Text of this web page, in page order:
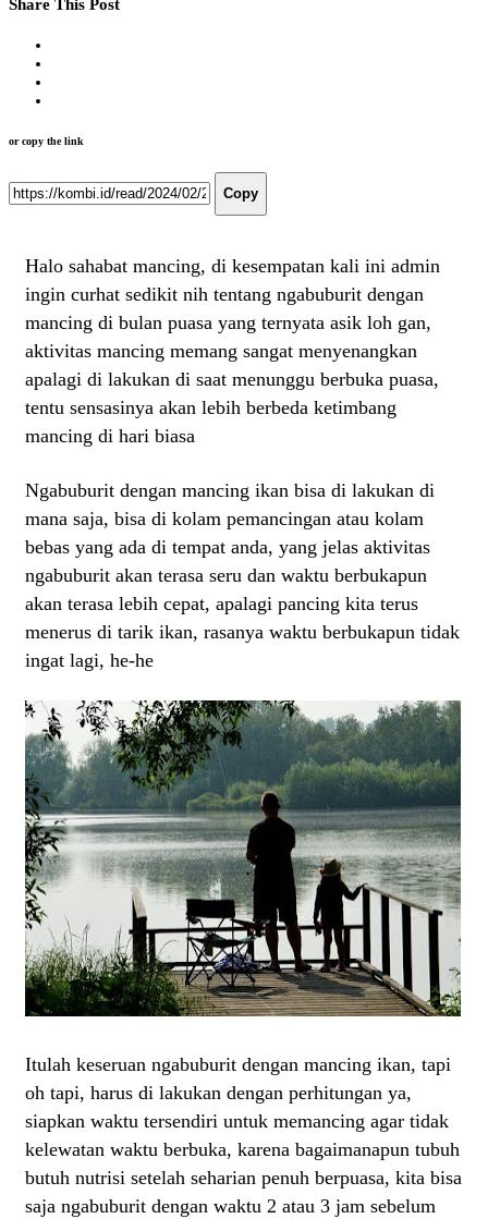
Share This Post
or copy the link
Copy
Halo sahabat mancing, di kesempatan kali ini admin
ingin curhat sedikit nih tentang ngabuburit dengan
mancing di bulan puasa yang ternyata asik loh gan,
aktivitas mancing memang sangat menyenangkan
apalagi di lakukan di saat menunggu berbuka puasa,
tentu sensasinya akan lebih berbeda ketimbang
mancing di hari biasa
Ngabuburit dengan mancing ikan bisa di lakukan di
mana saja, bisa di kolam pemancingan atau kolam
bebas yang ada di tempat anda, yang jelas aktivitas
ngabuburit akan terasa seru dan waktu berbukapun
akan terasa lebih cepat, apalagi pancing kita terus
menerus di tarik ikan, rasanya waktu berbukapun tidak
ingat lagi, he-he
Itulah keseruan ngabuburit dengan mancing ikan, tapi
oh tapi, harus di lakukan dengan perhitungan ya,
siapkan waktu tersendiri untuk memancing agar tidak
kelewatan waktu berbuka, karena bagaimanapun tubuh
butuh nutrisi setelah seharian penuh berpuasa, kita bisa
saja ngabuburit dengan waktu 2 atau 3 jam sebelum